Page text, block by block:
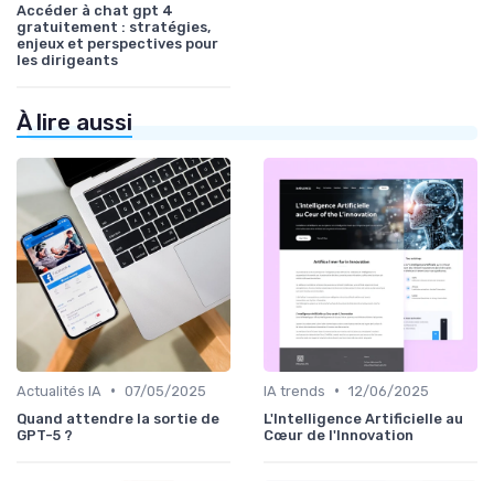
Accéder à chat gpt 4
gratuitement : stratégies,
enjeux et perspectives pour
les dirigeants
À lire aussi
Actualités IA • 07/05/2025
Quand attendre la sortie de
GPT-5 ?
IA trends • 12/06/2025
L'Intelligence Artificielle au
Cœur de l'Innovation